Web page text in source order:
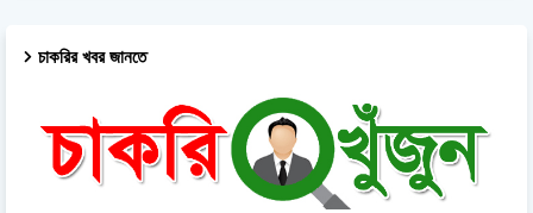
চাকরির খবর জানতে